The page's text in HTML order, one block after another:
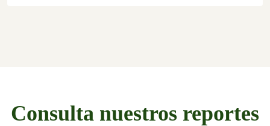
Consulta nuestros reportes